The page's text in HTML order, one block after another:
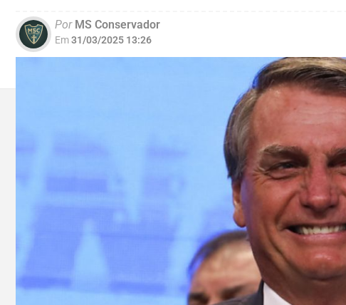
PorMS Conservador
Em31/03/2025 13:26